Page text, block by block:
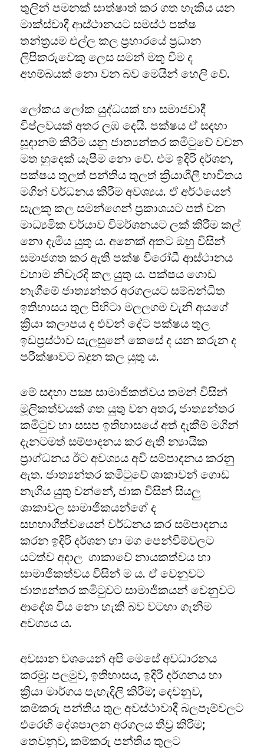
තුලින් පමනක් සාත්ෂාත් කර ගත හැකිය යන
මාක්ස්වාදී ආස්ථානයට සමස්ථ පක්ෂ
තන්ත්‍රයම එල්ල කල ප්‍රහාරයේ ප්‍රධාන
ලිපිකරුවෙකු ලෙස සමන් මතු වීම ද
අහම්බයක් නො වන බව මෙයින් හෙලි වේ.
ලෝකය ලෝක යුද්ධයක් හා සමාජවාදී
විප්ලවයක් අතර ලඹ දෙයි. පක්ෂය ඒ සදහා
සූදානම් කිරීම යනු ජාත්‍යන්තර කමිටුවේ වචන
මත හුදෙක් යැපීම නො වේ. එම ඉදිරි දර්ශන,
පක්ෂය තුලත් පන්තිය තුලත් ක්‍රියාශීලී භාවිතය
මගින් වර්ධනය කිරීම අවශ්‍යය. ඒ අර්ථයෙන්
සැලකූ කල සමන්ගෙන් ප්‍රකාශයට පත් වන
මාධ්‍යමික චර්යාව විමර්ශනයට ලක් කිරීම කල්
නො දැමිය යුතු ය. අනෙක් අතට ඔහු විසින්
සමාජගත කර ඇති පක්ෂ විරෝධී ආස්ථානය
වහාම නිවැරදි කල යුතු ය. පක්ෂය ගොඩ
නැගීමේ ජාත්‍යන්තර අරගලයට සම්බන්ධිත
ඉතිහාසය තුල පිහිටා මලලගම වැනි අයගේ
ක්‍රියා කලාපය ද එවන් දේට පක්ෂය තුල
ඉඩප්‍රස්ථාව සැලසුනේ කෙසේ ද යන කරුන ද
පරීක්ෂාවට බදුන කල යුතු ය.
මේ සදහා පක්‍ෂ සාමාජිකත්වය තමන් විසින්
මූලිකත්වයක් ගත යුතු වන අතර, ජාත්‍යන්තර
කමිටුව හා සසප ඉතිහාසයේ අත් දැකීම් මගින්
දැනටමත් සම්පාදනය කර ඇති න්‍යායික
ප්‍රාග්ධනය ඊට අවශ්‍යය අවි සම්පාදනය කරනු
ඇත. ජාත්‍යන්තර කමිටුවේ ශාකාවන් ගොඩ
නැගිය යුතු වන්නේ, ජාක විසින් සියලු
ශාකාවල සාමාජිකයන්ගේ ද
සහභාගීත්වයෙන් වර්ධනය කර සම්පාදනය
කරන ඉදිරි දර්ශන හා මග පෙන්වීම්වලට
යටත්ව අදාල ශාකාවේ නායකත්වය හා
සාමාජිකත්වය විසින් ම ය. ඒ වෙනුවට
ජාත්‍යන්තර කමිටුවට සාමාජිකයන් වෙනුවට
ආදේශ විය නො හැකි බව වටහා ගැනිම
අවශ්‍යය ය.
අවසාන වශයෙන් අපි මෙසේ අවධාරනය
කරමු: පලමුව, ඉතිහාසය, ඉදිරි දර්ශනය හා
ක්‍රියා මාර්ගය පැහැදිලි කිරීම; දෙවනුව,
කම්කරු පන්තිය තුල අවස්ථාවාදී බලපෑම්වලට
එරෙහි දේශපාලන අරගලය තීව්‍ර කිරිම;
තෙවනුව, කම්කරු පන්තිය තුලට